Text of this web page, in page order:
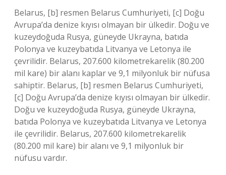
Belarus, [b] resmen Belarus Cumhuriyeti, [c] Doğu
Avrupa’da denize kıyısı olmayan bir ülkedir. Doğu ve
kuzeydoğuda Rusya, güneyde Ukrayna, batıda
Polonya ve kuzeybatıda Litvanya ve Letonya ile
çevrilidir. Belarus, 207.600 kilometrekarelik (80.200
mil kare) bir alanı kaplar ve 9,1 milyonluk bir nüfusa
sahiptir. Belarus, [b] resmen Belarus Cumhuriyeti,
[c] Doğu Avrupa’da denize kıyısı olmayan bir ülkedir.
Doğu ve kuzeydoğuda Rusya, güneyde Ukrayna,
batıda Polonya ve kuzeybatıda Litvanya ve Letonya
ile çevrilidir. Belarus, 207.600 kilometrekarelik
(80.200 mil kare) bir alanı ve 9,1 milyonluk bir
nüfusu vardır.